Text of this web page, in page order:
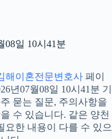
08일 10시41분
해이혼전문변호사 페이
년07월08일 10시41분 기
묻는 질문, 주의사항을
수 있습니다. 같은 양천
요한 내용이 다를 수 있으